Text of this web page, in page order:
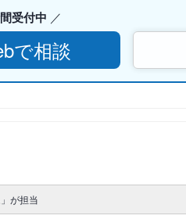
受付中
で相談
が担当